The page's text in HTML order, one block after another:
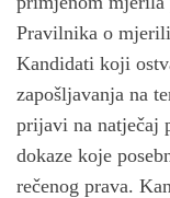
Pravilnika o
Kandidati koji
zapošljavanja na
prijavi na natječaj
dokaze koje
rečenog prava.